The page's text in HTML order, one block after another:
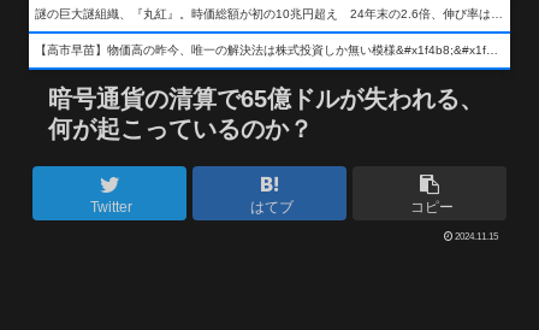
謎の巨大謎組織、『丸紅』。時価総額が初の10兆円超え 24年末の2.6倍、伸び率は謎組織首位
【高市早苗】物価高の昨今、唯一の解決法は株式投資しか無い模様&#x1f4b8;&#x1f4b8;&#x1f4b8;
暗号通貨の清算で65億ドルが失われる、
何が起こっているのか？
Twitter はてブ コピー
2024.11.15